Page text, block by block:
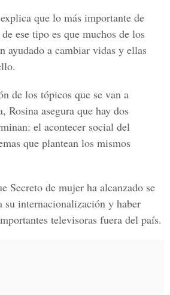
que lo más importante de
ese tipo es que muchos de los
ayudado a cambiar vidas y ellas
de los tópicos que se van a
Rosina asegura que hay dos
el acontecer social del
que plantean los mismos
Secreto de mujer ha alcanzado se
su internacionalización y haber
televisoras fuera del país.